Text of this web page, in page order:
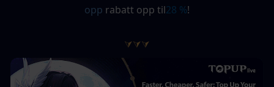
opp rabatt opp til28 %!
⮛⮛⮛